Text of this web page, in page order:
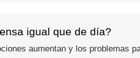
igual que de día?
aumentan y los problemas